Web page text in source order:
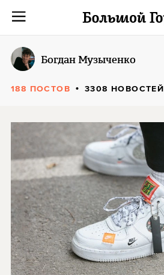
Богдан Музыченко
188 ПОСТОВ 3308 НОВОСТЕЙ